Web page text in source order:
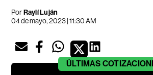
PorRaylí Luján
04 de mayo, 2023 | 11:30 AM
ÚLTIMAS